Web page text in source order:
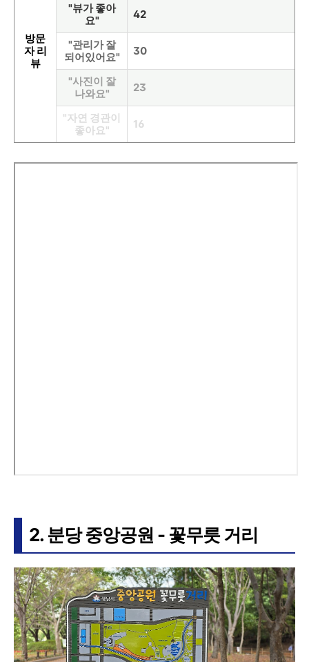
방문
자 리
뷰
"뷰가 좋아
요"
42
"관리가 잘
되어있어요"
30
"사진이 잘
나와요"
23
"자연 경관이
좋아요"
16
2. 분당 중앙공원 - 꽃무릇 거리